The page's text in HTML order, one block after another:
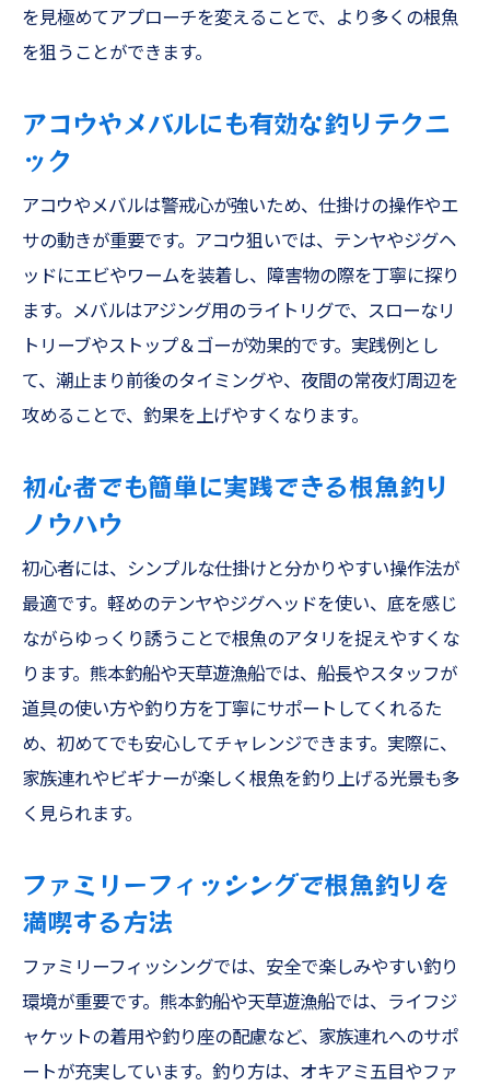
を見極めてアプローチを変えることで、より多くの根魚
を狙うことができます。
アコウやメバルにも有効な釣りテクニ
ック
アコウやメバルは警戒心が強いため、仕掛けの操作やエ
サの動きが重要です。アコウ狙いでは、テンヤやジグヘ
ッドにエビやワームを装着し、障害物の際を丁寧に探り
ます。メバルはアジング用のライトリグで、スローなリ
トリーブやストップ＆ゴーが効果的です。実践例とし
て、潮止まり前後のタイミングや、夜間の常夜灯周辺を
攻めることで、釣果を上げやすくなります。
初心者でも簡単に実践できる根魚釣り
ノウハウ
初心者には、シンプルな仕掛けと分かりやすい操作法が
最適です。軽めのテンヤやジグヘッドを使い、底を感じ
ながらゆっくり誘うことで根魚のアタリを捉えやすくな
ります。熊本釣船や天草遊漁船では、船長やスタッフが
道具の使い方や釣り方を丁寧にサポートしてくれるた
め、初めてでも安心してチャレンジできます。実際に、
家族連れやビギナーが楽しく根魚を釣り上げる光景も多
く見られます。
ファミリーフィッシングで根魚釣りを
満喫する方法
ファミリーフィッシングでは、安全で楽しみやすい釣り
環境が重要です。熊本釣船や天草遊漁船では、ライフジ
ャケットの着用や釣り座の配慮など、家族連れへのサポ
ートが充実しています。釣り方は、オキアミ五目やファ